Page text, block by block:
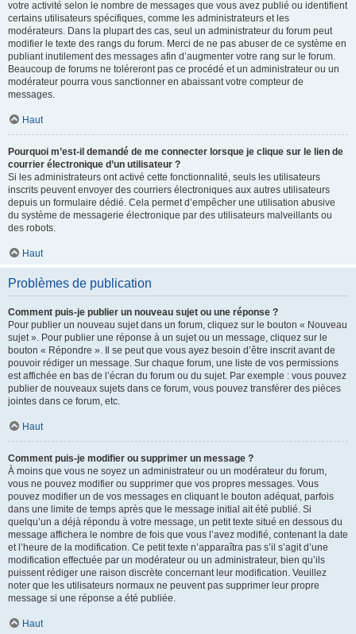
votre activité selon le nombre de messages que vous avez publié ou identifient
certains utilisateurs spécifiques, comme les administrateurs et les
modérateurs. Dans la plupart des cas, seul un administrateur du forum peut
modifier le texte des rangs du forum. Merci de ne pas abuser de ce système en
publiant inutilement des messages afin d’augmenter votre rang sur le forum.
Beaucoup de forums ne toléreront pas ce procédé et un administrateur ou un
modérateur pourra vous sanctionner en abaissant votre compteur de
messages.
Haut
Pourquoi m’est-il demandé de me connecter lorsque je clique sur le lien de
courrier électronique d’un utilisateur ?
Si les administrateurs ont activé cette fonctionnalité, seuls les utilisateurs
inscrits peuvent envoyer des courriers électroniques aux autres utilisateurs
depuis un formulaire dédié. Cela permet d’empêcher une utilisation abusive
du système de messagerie électronique par des utilisateurs malveillants ou
des robots.
Haut
Problèmes de publication
Comment puis-je publier un nouveau sujet ou une réponse ?
Pour publier un nouveau sujet dans un forum, cliquez sur le bouton « Nouveau
sujet ». Pour publier une réponse à un sujet ou un message, cliquez sur le
bouton « Répondre ». Il se peut que vous ayez besoin d’être inscrit avant de
pouvoir rédiger un message. Sur chaque forum, une liste de vos permissions
est affichée en bas de l’écran du forum ou du sujet. Par exemple : vous pouvez
publier de nouveaux sujets dans ce forum, vous pouvez transférer des pièces
jointes dans ce forum, etc.
Haut
Comment puis-je modifier ou supprimer un message ?
À moins que vous ne soyez un administrateur ou un modérateur du forum,
vous ne pouvez modifier ou supprimer que vos propres messages. Vous
pouvez modifier un de vos messages en cliquant le bouton adéquat, parfois
dans une limite de temps après que le message initial ait été publié. Si
quelqu’un a déjà répondu à votre message, un petit texte situé en dessous du
message affichera le nombre de fois que vous l’avez modifié, contenant la date
et l’heure de la modification. Ce petit texte n’apparaîtra pas s’il s’agit d’une
modification effectuée par un modérateur ou un administrateur, bien qu’ils
puissent rédiger une raison discrète concernant leur modification. Veuillez
noter que les utilisateurs normaux ne peuvent pas supprimer leur propre
message si une réponse a été publiée.
Haut